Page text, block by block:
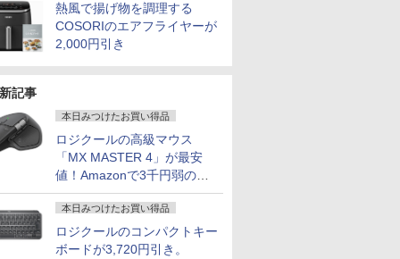
熱風で揚げ物を調理する
COSORIのエアフライヤーが
2,000円引き
記事
本日みつけたお買い得品
ロジクールの高級マウス
「MX MASTER 4」が最安
値！Amazonで3千円弱の割
引
本日みつけたお買い得品
ロジクールのコンパクトキー
ボードが3,720円引き。